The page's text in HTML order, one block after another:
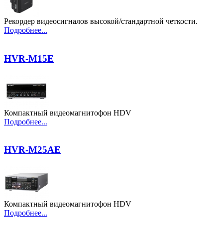
Рекордер видеосигналов высокой/стандартной четкости.
Подробнее...
HVR-M15E
Компактный видеомагнитофон HDV
Подробнее...
HVR-M25AE
Компактный видеомагнитофон HDV
Подробнее...